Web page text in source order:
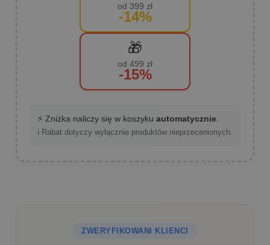
od 399 zł
-14%
🎁
od 499 zł
-15%
⚡ Zniżka naliczy się w koszyku automatycznie
ℹ️ Rabat dotyczy wyłącznie produktów nieprzecenionych.
ZWERYFIKOWANI KLIENCI